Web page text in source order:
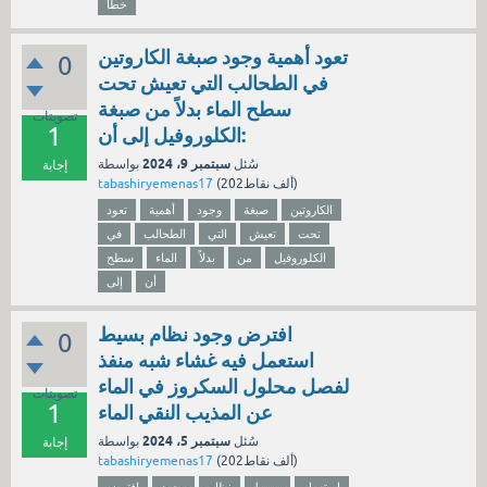
خطأ
0
تصويتات
1
إجابة
تعود أهمية وجود صبغة الكاروتين
في الطحالب التي تعيش تحت
سطح الماء بدلاً من صبغة
الكلوروفيل إلى أن:
سُئل سبتمبر 9، 2024
بواسطة
tabashiryemenas17 ( 202ألف نقاط)
تعود أهمية وجود صبغة
الكاروتين
في
الطحالب التي تعيش
تحت
سطح
الماء بدلاً من
الكلوروفيل
إلى
أن
0
تصويتات
1
إجابة
افترض وجود نظام بسيط
استعمل فيه غشاء شبه منفذ
لفصل محلول السكروز في الماء
عن المذيب النقي الماء
سُئل سبتمبر 5، 2024
بواسطة
tabashiryemenas17 ( 202ألف نقاط)